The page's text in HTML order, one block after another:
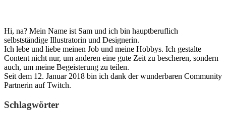
Hi, na? Mein Name ist Sam und ich bin hauptberuflich
selbstständige Illustratorin und Designerin.
Ich lebe und liebe meinen Job und meine Hobbys. Ich gestalte
Content nicht nur, um anderen eine gute Zeit zu bescheren, sondern
auch, um meine Begeisterung zu teilen.
Seit dem 12. Januar 2018 bin ich dank der wunderbaren Community
Partnerin auf Twitch.
Schlagwörter